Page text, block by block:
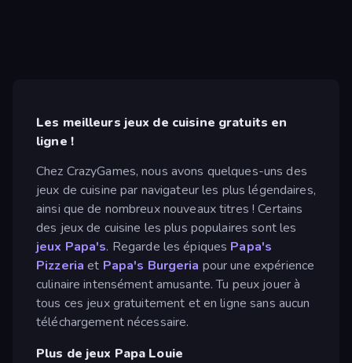
Les meilleurs jeux de cuisine gratuits en
ligne !
Chez CrazyGames, nous avons quelques-uns des
jeux de cuisine par navigateur les plus légendaires,
ainsi que de nombreux nouveaux titres ! Certains
des jeux de cuisine les plus populaires sont les
jeux Papa's. Regarde les épiques Papa's
Pizzeria et Papa's Burgeria pour une expérience
culinaire intensément amusante. Tu peux jouer à
tous ces jeux gratuitement et en ligne sans aucun
téléchargement nécessaire.
Plus de jeux Papa Louie